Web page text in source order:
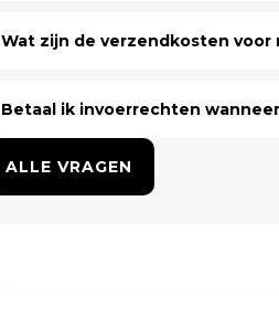
Wat zijn de verzendkosten voor
Betaal ik invoerrechten
ALLE VRAGEN